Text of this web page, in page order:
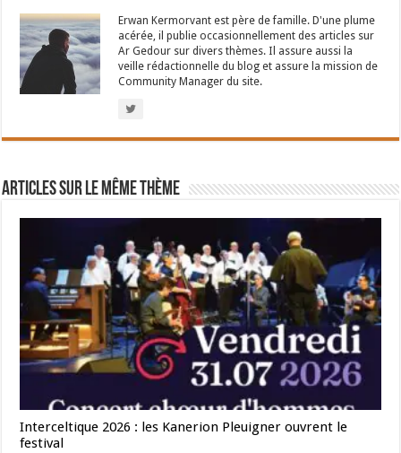
Erwan Kermorvant est père de famille. D'une plume
acérée, il publie occasionnellement des articles sur
Ar Gedour sur divers thèmes. Il assure aussi la
veille rédactionnelle du blog et assure la mission de
Community Manager du site.
Articles sur le même thème
Interceltique 2026 : les Kanerion Pleuigner ouvrent le
festival